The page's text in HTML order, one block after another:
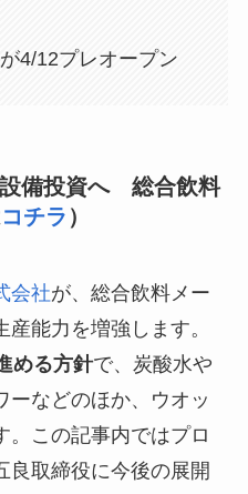
4/12プレオープン
備投資へ 総合飲料
コチラ ）
会社が、総合飲料メー
能力を増強します。
める方針で、炭酸水や
ーなどのほか、ウオッ
。この記事内ではプロ
良取締役に今後の展開